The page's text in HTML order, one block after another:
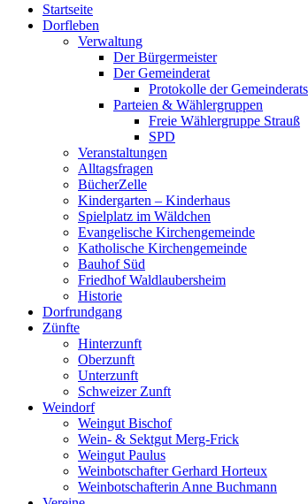
oben
scrollen
Startseite
Dorfleben
Verwaltung
Der Bürgermeister
Der Gemeinderat
Protokolle der
Parteien & Wählergruppen
Freie Wählergruppe Strauß
SPD
Veranstaltungen
Alltagsfragen
BücherZelle
Kindergarten – Kinderhaus
Spielplatz im Wäldchen
Evangelische Kirchengemeinde
Katholische Kirchengemeinde
Bauhof Süd
Friedhof Waldlaubersheim
Historie
Dorfrundgang
Zünfte
Hinterzunft
Oberzunft
Unterzunft
Schweizer Zunft
Weindorf
Weingut Bischof
Wein- & Sektgut Merg-Frick
Weingut Paulus
Weinbotschafter Gerhard Horteux
Weinbotschafterin Anne Buchmann